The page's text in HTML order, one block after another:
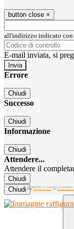
button close ×
all'indirizzo indicato con
E-mail inviata, si
Errore
Chiudi
Successo
Chiudi
Informazione
Chiudi
Attendere...
Attendere il
Chiudi
Chiudi
C.M. MIRC300004 | C.F. 97040260156 | Tel. 02.8260979 -
EMAIL: mirc300004@istruzione.it | PEC: